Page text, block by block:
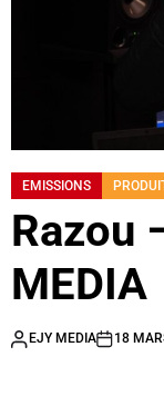
EMISSIONS
Razou
MEDIA
EJY MEDIA 18